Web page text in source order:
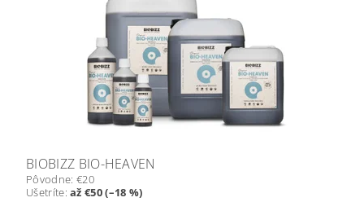
BIOBIZZ BIO-HEAVEN
Pôvodne: €20
Ušetríte:až €50 (–18 %)